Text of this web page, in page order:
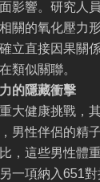
影響。研究人
相關的氧化壓力
立直接因果關
類似關聯。
的隱藏衝擊
大健康挑戰，
男性伴侶的精
，這些男性體
一項納入651